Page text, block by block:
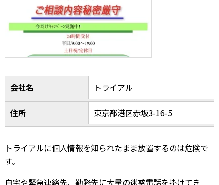
会社名 トライアル
住所 東京都港区赤坂3-16-5
トライアルに個人情報を知られたまま放置するのは危険で
す。
自宅や緊急連絡先、勤務先に大量の迷惑電話を掛けてき